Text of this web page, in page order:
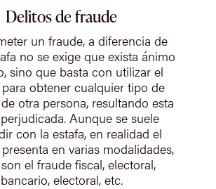
Delitos de fraude
un fraude, a diferencia de
no se exige que exista ánimo
sino que basta con utilizar el
obtener cualquier tipo de
otra persona, resultando esta
Aunque se suele
con la estafa, en realidad el
en varias modalidades,
el fraude fiscal, electoral,
bancario, electoral, etc.